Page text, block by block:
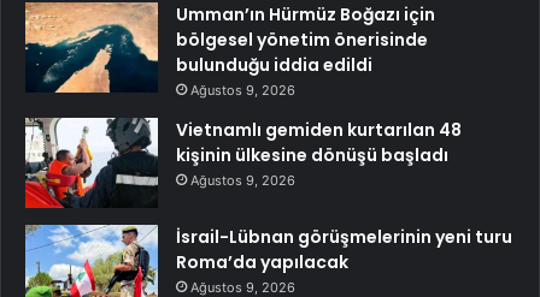
Umman’ın Hürmüz Boğazı için
bölgesel yönetim önerisinde
bulunduğu iddia edildi
Ağustos 9, 2026
Vietnamlı gemiden kurtarılan 48
kişinin ülkesine dönüşü başladı
Ağustos 9, 2026
İsrail-Lübnan görüşmelerinin yeni turu
Roma’da yapılacak
Ağustos 9, 2026